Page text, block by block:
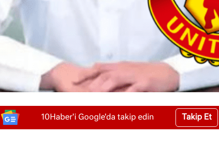
10Haber'i Google'da takip edin Takip Et